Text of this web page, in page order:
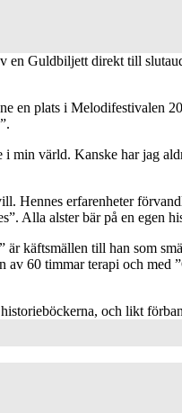
en Guldbiljett direkt till
plats i Melodifestivalen
min värld. Kanske har jag
Hennes erfarenheter
Alla alster bär på en egen
käftsmällen till han som
60 timmar terapi och
och likt